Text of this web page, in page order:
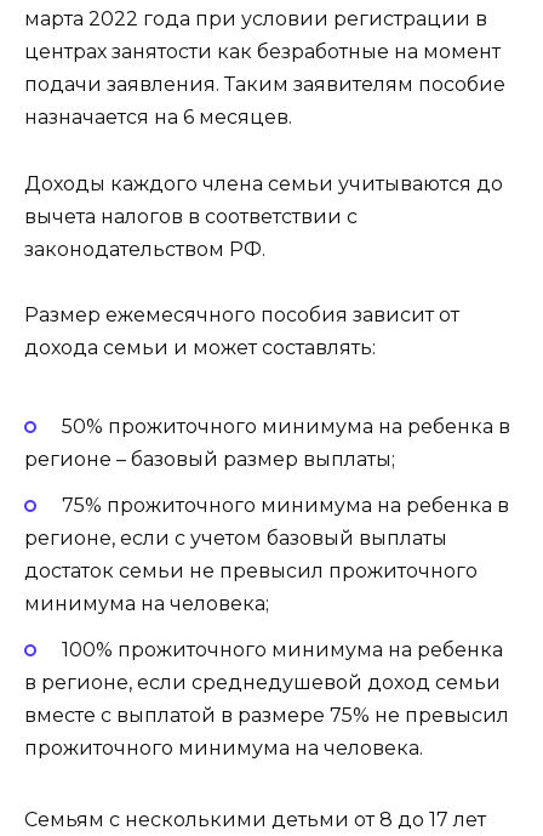
марта 2022 года при условии регистрации в
центрах занятости как безработные на момент
подачи заявления. Таким заявителям пособие
назначается на 6 месяцев.
Доходы каждого члена семьи учитываются до
вычета налогов в соответствии с
законодательством РФ.
Размер ежемесячного пособия зависит от
дохода семьи и может составлять:
50% прожиточного минимума на ребенка в
регионе – базовый размер выплаты;
75% прожиточного минимума на ребенка в
регионе, если с учетом базовый выплаты
достаток семьи не превысил прожиточного
минимума на человека;
100% прожиточного минимума на ребенка
в регионе, если среднедушевой доход семьи
вместе с выплатой в размере 75% не превысил
прожиточного минимума на человека.
Семьям с несколькими детьми от 8 до 17 лет